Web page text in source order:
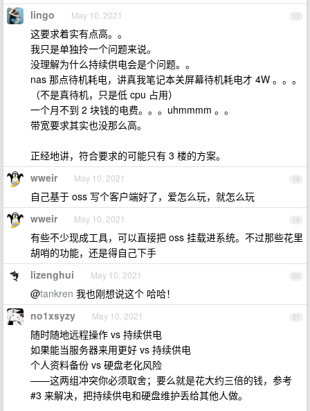
17
lingo May 10, 2021
这要求着实有点高。。
我只是单独拎一个问题来说。
没理解为什么持续供电会是个问题。。
nas 那点待机耗电，讲真我笔记本关屏幕待机耗电才 4W 。。。
（不是真待机，只是低 cpu 占用）
一个月不到 2 块钱的电费。。。uhmmmm 。。
带宽要求其实也没那么高。
正经地讲，符合要求的可能只有 3 楼的方案。
18
wweir May 10, 2021
自己基于 oss 写个客户端好了，爱怎么玩，就怎么玩
19
wweir May 10, 2021
有些不少现成工具，可以直接把 oss 挂载进系统。不过那些花里
胡哨的功能，还是得自己下手
20
lizenghui May 10, 2021
@tankren 我也刚想说这个 哈哈！
21
no1xsyzy May 10, 2021
随时随地远程操作 vs 持续供电
如果能当服务器来用更好 vs 持续供电
个人资料备份 vs 硬盘老化风险
——这两组冲突你必须取舍；要么就是花大约三倍的钱，参考
#3 来解决，把持续供电和硬盘维护丢给其他人做。